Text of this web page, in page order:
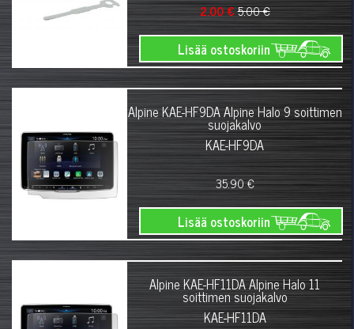
2.00 €5.00 €
Lisää ostoskoriin
Alpine KAE-HF9DA Alpine Halo 9 soittimen
suojakalvo
KAE-HF9DA
35.90 €
Lisää ostoskoriin
Alpine KAE-HF11DA Alpine Halo 11
soittimen suojakalvo
KAE-HF11DA